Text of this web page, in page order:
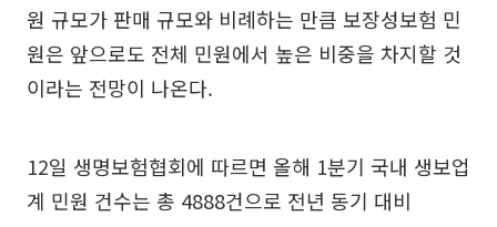
원 규모가 판매 규모와 비례하는 만큼 보장성보험 민
원은 앞으로도 전체 민원에서 높은 비중을 차지할 것
이라는 전망이 나온다.
12일 생명보험협회에 따르면 올해 1분기 국내 생보업
계 민원 건수는 총 4888건으로 전년 동기 대비